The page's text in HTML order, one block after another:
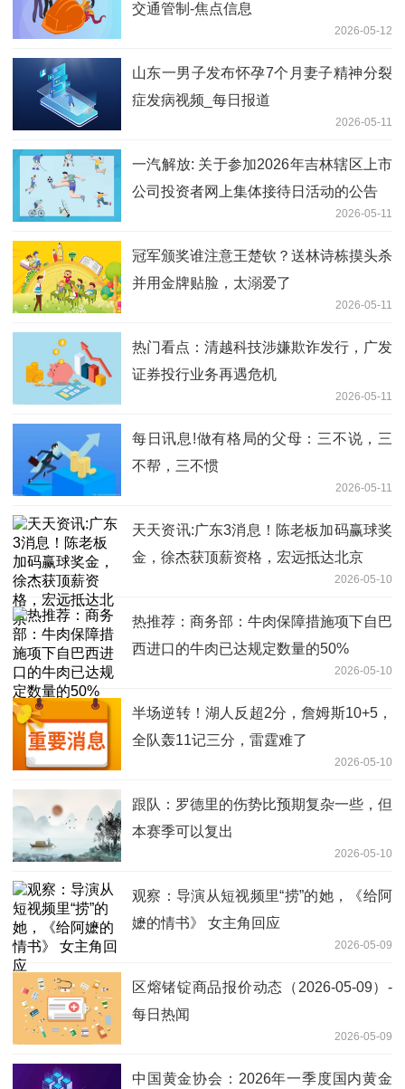
交通管制-焦点信息
2026-05-12
山东一男子发布怀孕7个月妻子精神分裂
症发病视频_每日报道
2026-05-11
一汽解放: 关于参加2026年吉林辖区上市
公司投资者网上集体接待日活动的公告
2026-05-11
冠军颁奖谁注意王楚钦？送林诗栋摸头杀
并用金牌贴脸，太溺爱了
2026-05-11
热门看点：清越科技涉嫌欺诈发行，广发
证券投行业务再遇危机
2026-05-11
每日讯息!做有格局的父母：三不说，三
不帮，三不惯
2026-05-11
天天资讯:广东3消息！陈老板加码赢球奖
金，徐杰获顶薪资格，宏远抵达北京
2026-05-10
热推荐：商务部：牛肉保障措施项下自巴
西进口的牛肉已达规定数量的50%
2026-05-10
半场逆转！湖人反超2分，詹姆斯10+5，
全队轰11记三分，雷霆难了
2026-05-10
跟队：罗德里的伤势比预期复杂一些，但
本赛季可以复出
2026-05-10
观察：导演从短视频里“捞”的她，《给阿
嬷的情书》 女主角回应
2026-05-09
区熔锗锭商品报价动态（2026-05-09）-
每日热闻
2026-05-09
中国黄金协会：2026年一季度国内黄金